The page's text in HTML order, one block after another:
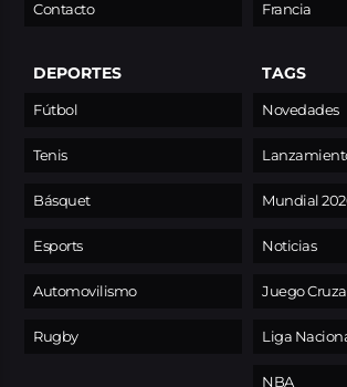
Contacto Francia
DEPORTES
Fútbol
Tenis
Básquet
Esports
Automovilismo
Rugby
TAGS
Novedades
Mundial
Noticias
Juego
Liga
NBA